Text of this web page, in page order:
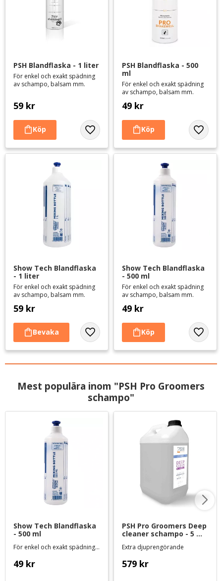
PSH Blandflaska - 1 liter
För enkel och exakt spädning
av schampo, balsam mm.
59 kr
Lägg till i favoriter
PSH Blandflaska - 500
ml
För enkel och exakt spädning
av schampo, balsam mm.
49 kr
Lägg
Show Tech Blandflaska
- 1 liter
För enkel och exakt spädning
av schampo, balsam mm.
59 kr
Lägg till i favoriter
Show Tech Blandflaska
- 500 ml
För enkel och exakt spädning
av schampo, balsam mm.
49 kr
Lägg
Mest populära inom "PSH Pro Groomers
schampo"
Show Tech Blandflaska
- 500 ml
För enkel och exakt spädning av schampo, balsam mm.
49 kr
PSH Pro Groomers Deep
cleaner schampo - 5
Extra djuprengörande
579 kr